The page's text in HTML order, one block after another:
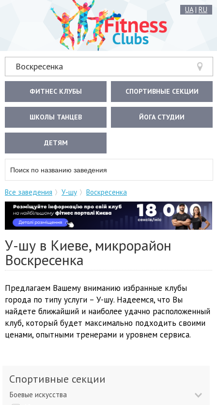
UA| RU
Воскресенка
ФИТНЕС КЛУБЫ СПОРТИВНЫЕ СЕКЦИИ
ШКОЛЫ ТАНЦЕВ ЙОГА СТУДИИ
ДЕТЯМ
Все заведения У-шу Воскресенка
У-шу в Киеве, микрорайон
Воскресенка
Предлагаем Вашему вниманию избранные клубы
города по типу услуги – У-шу. Надеемся, что Вы
найдете ближайший и наиболее удачно расположенный
клуб, который будет максимально подходить своими
ценами, опытными тренерами и уровнем сервиса.
Спортивные секции
Боевые искусства